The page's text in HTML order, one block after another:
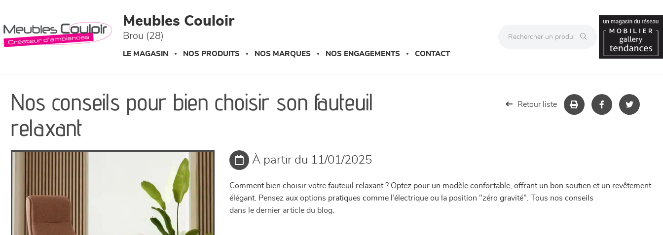
Meubles Couloir
Brou (28)
LE MAGASIN NOS PRODUITS NOS MARQUES NOS ENGAGEMENTS CONTACT
Nos conseils pour bien choisir son fauteuil
relaxant
Retour liste
À partir du 11/01/2025
Comment bien choisir votre fauteuil relaxant ? Optez pour un modèle confortable, offrant un bon soutien et un revêtement
élégant. Pensez aux options pratiques comme l’électrique ou la position "zéro gravité". Tous nos conseils
dans le dernier article du blog